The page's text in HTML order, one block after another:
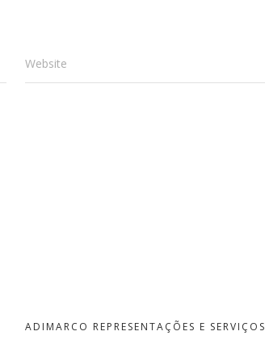
Website
ADIMARCO REPRESENTAÇÕES E SERVIÇOS